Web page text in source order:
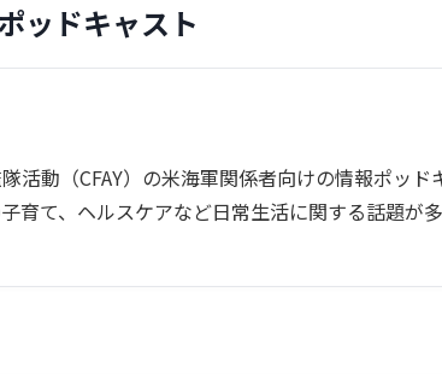
ッドキャスト
活動（CFAY）の米海軍関係者向けの情報ポッ
育て、ヘルスケアなど日常生活に関する話題が多